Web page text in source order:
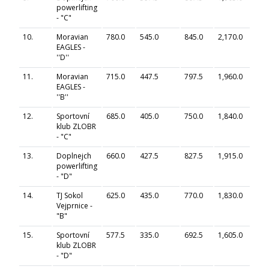
powerlifting
- "C"
10.
Moravian
EAGLES -
''D''
780.0 545.0 845.0 2,170.0
11.
Moravian
EAGLES -
''B''
715.0 447.5 797.5 1,960.0
12.
Sportovní
klub ZLOBR
- "C"
685.0 405.0 750.0 1,840.0
13.
Doplnejch
powerlifting
- "D"
660.0 427.5 827.5 1,915.0
14.
TJ Sokol
Vejprnice -
"B"
625.0 435.0 770.0 1,830.0
15.
Sportovní
klub ZLOBR
- "D"
577.5 335.0 692.5 1,605.0